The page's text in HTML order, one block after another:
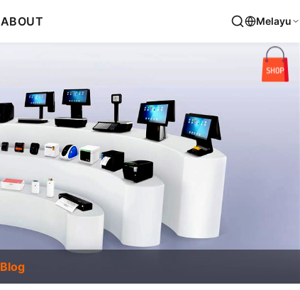
ABOUT Melayu
Blog